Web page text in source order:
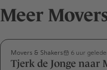
Meer
Movers & Shakers 6 uur
Tjerk de Jonge naar